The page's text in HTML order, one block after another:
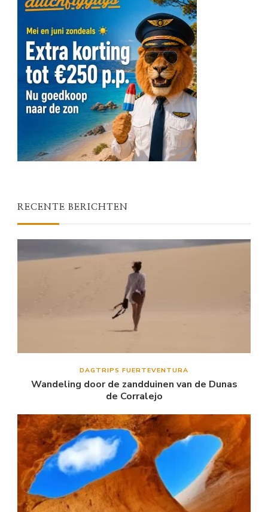
RECENTE BERICHTEN
DAGTRIPS FUERTEVENTURA
Wandeling door de zandduinen van de Dunas
de Corralejo